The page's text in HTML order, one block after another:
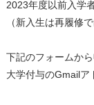
2023年度以前入学
（新入生は再履修
下記のフォームか
大学付与のGmailア